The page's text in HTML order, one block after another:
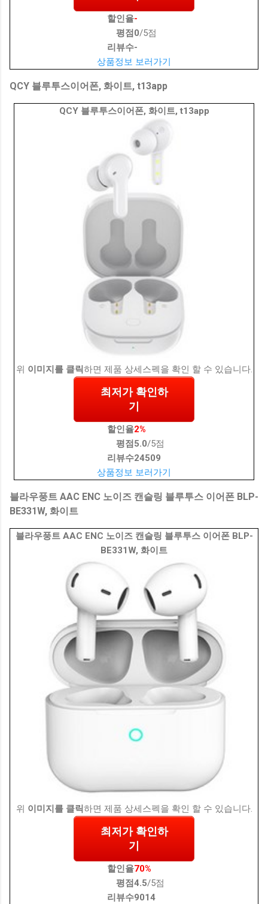
할인율-
평점 0/5점
리뷰수-
상품정보 보러가기
QCY 블루투스이어폰, 화이트, t13app
QCY 블루투스이어폰, 화이트, t13app
위 이미지를 클릭하면 제품 상세스펙을 확인 할 수 있습니다.
최저가 확인하
기
할인율2%
평점 5.0/5점
리뷰수24509
상품정보 보러가기
블라우풍트 AAC ENC 노이즈 캔슬링 블루투스 이어폰 BLP-
BE331W, 화이트
블라우풍트 AAC ENC 노이즈 캔슬링 블루투스 이어폰 BLP-
BE331W, 화이트
위 이미지를 클릭하면 제품 상세스펙을 확인 할 수 있습니다.
최저가 확인하
기
할인율70%
평점4.5/5점
리뷰수9014